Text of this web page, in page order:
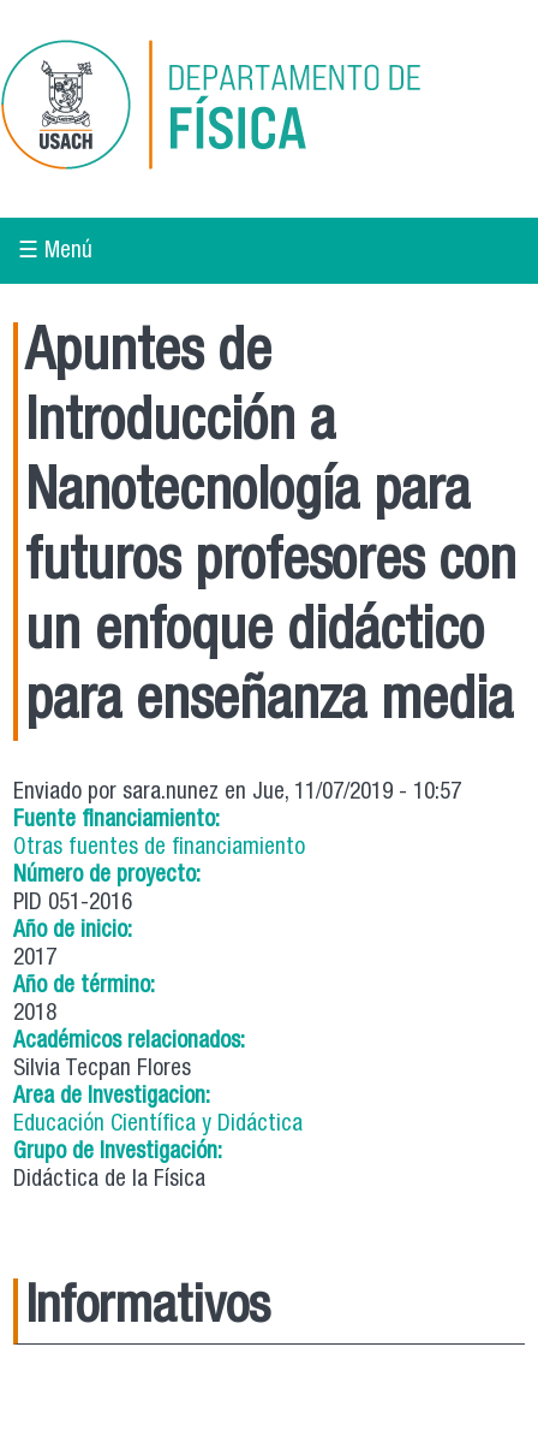
☰ Menú
Apuntes de
Introducción a
Nanotecnología para
futuros profesores con
un enfoque didáctico
para enseñanza media
Enviado porsara.nunez en Jue, 11/07/2019 - 10:57
Fuente financiamiento:
Otras fuentes de financiamiento
Número de proyecto:
PID 051-2016
Año de inicio:
2017
Año de término:
2018
Académicos relacionados:
Silvia Tecpan Flores
Area de Investigacion:
Educación Científica y Didáctica
Grupo de Investigación:
Didáctica de la Física
Informativos